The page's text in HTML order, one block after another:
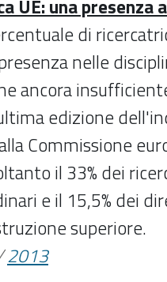
UE: una
di
nelle
ancora
edizione
Commissione
il 33% dei
e il 15,5% dei
superiore.
2013